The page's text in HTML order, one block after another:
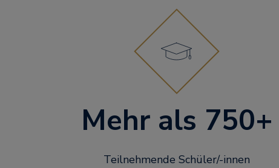
Mehr als 750+
Teilnehmende Schüler/-innen